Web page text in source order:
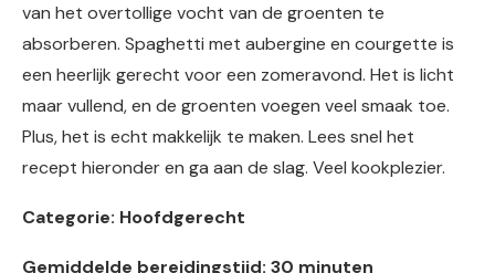
van het overtollige vocht van de groenten te
absorberen. Spaghetti met aubergine en courgette is
een heerlijk gerecht voor een zomeravond. Het is licht
maar vullend, en de groenten voegen veel smaak toe.
Plus, het is echt makkelijk te maken. Lees snel het
recept hieronder en ga aan de slag. Veel kookplezier.
Categorie: Hoofdgerecht
Gemiddelde bereidingstijd: 30 minuten